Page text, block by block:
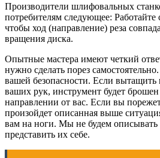
Производители шлифовальных
потребителям следующее: Работайте
чтобы ход (направление) реза
вращения диска.
Опытные мастера имеют четкий
нужно сделать порез
вашей безопасности. Если
ваших рук, инструмент будет
направлении от вас. Если вы
произойдет описанная выше
вам на ноги. Мы не будем
представить их себе.